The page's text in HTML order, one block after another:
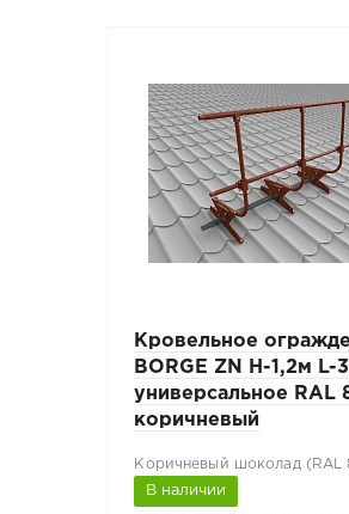
Кровельное
BORGE ZN H-1,2м L-
универсальное RAL
коричневый
Коричневый шоколад (RAL
В наличии